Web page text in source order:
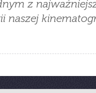
z
naszej